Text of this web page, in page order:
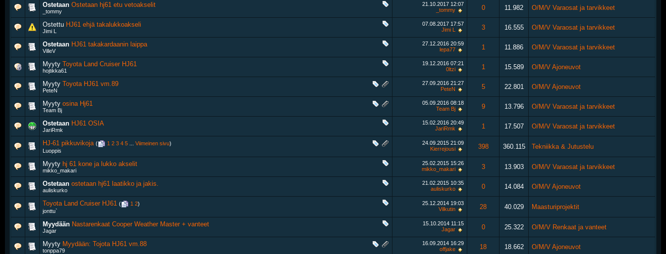
Ostetaan Ostetaan hj61 etu vetoakselit
_tommy
21.10.2017 12:07
_tommy
0 11.982 O/M/V Varaosat ja tarvikkeet
Ostettu HJ61 ehjä takalukkoakseli
Jimi L
07.08.2017 17:57
Jimi L
3 16.555 O/M/V Varaosat ja tarvikkeet
Ostetaan HJ61 takakardaanin laippa
VilleV
27.12.2016 20:59
lepa77
1 11.886 O/M/V Varaosat ja tarvikkeet
Myyty Toyota Land Cruiser HJ61
hojtikka61
19.12.2016 07:21
0ltzi
1 15.589 O/M/V Ajoneuvot
Myyty Toyota HJ61 vm.89
PeteN
27.09.2016 21:27
PeteN
5 22.801 O/M/V Ajoneuvot
Myyty osina Hj61
Team Bj
05.09.2016 08:18
Team Bj
9 13.796 O/M/V Varaosat ja tarvikkeet
Ostetaan HJ61 OSIA
JariRmk
15.02.2016 20:49
JariRmk
1 17.507 O/M/V Varaosat ja tarvikkeet
HJ-61 pikkuvikoja‎ ( 1 2 3 4 5 Viimeinen sivu)
Luoppis
24.09.2015 21:09
Kierrejousi
398 360.115 Tekniikka & Jutustelu
Myyty hj 61 kone ja lukko akselit
mikko_makari
25.02.2015 15:26
mikko_makari
3 13.903 O/M/V Varaosat ja tarvikkeet
Ostetaan ostetaan hj61 laatikko ja jakis.
auliskurko
21.02.2015 10:35
auliskurko
0 14.084 O/M/V Ajoneuvot
Toyota Land Cruiser HJ61 ( 1 2)
jonttu`
25.12.2014 19:03
Vilkutin
28 40.029 Maasturiprojektit
Myydään Nastarenkaat Cooper Weather Master + vanteet
Jagar
15.10.2014 11:15
Jagar
0 25.322 O/M/V Renkaat ja vanteet
Myyty Myydään: Tojota HJ61 vm.88
tonppa79
16.09.2014 16:29
offjake
18 18.662 O/M/V Ajoneuvot